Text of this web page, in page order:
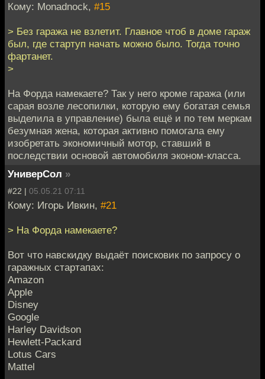
Кому: Monadnock, #15
> Без гаража не взлетит. Главное чтоб в доме гараж
был, где стартуп начать можно было. Тогда точно
фартанет.
>
На Форда намекаете? Так у него кроме гаража (или
сарая возле лесопилки, которую ему богатая семья
выделила в управление) была ещё и по тем меркам
безумная жена, которая активно помогала ему
изобретать экономичный мотор, ставший в
последствии основой автомобиля эконом-класса.
УниверСол »
#22 | 05.05.21 07:11
Кому: Игорь Ивкин, #21
> На Форда намекаете?
Вот что навскидку выдаёт поисковик по запросу о
гаражных стартапах:
Amazon
Apple
Disney
Google
Harley Davidson
Hewlett-Packard
Lotus Cars
Mattel